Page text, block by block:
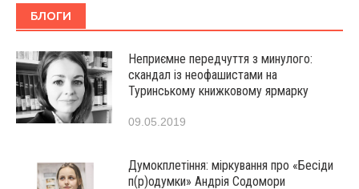
БЛОГИ
Неприємне передчуття з минулого:
скандал із неофашистами на
Туринському книжковому ярмарку
09.05.2019
Думокплетіння: міркування про «Бесіди
п(р)одумки» Андрія Содомори